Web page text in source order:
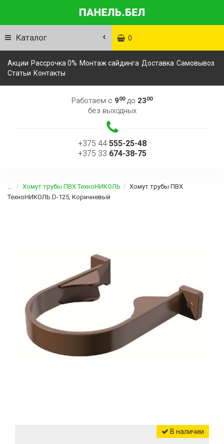
Каталог 0
Акции Рассрочка 0% Монтаж сайдинга Доставка Самовывоз
Статьи Контакты
Работаем с 900до 2300
без выходных
+375 44 555-25-48
+375 33 674-38-75
... Хомут трубы ПВХ ТехноНИКОЛЬ
Хомут трубы ПВХ
ТехноНИКОЛЬ D-125, Коричневый
В наличии